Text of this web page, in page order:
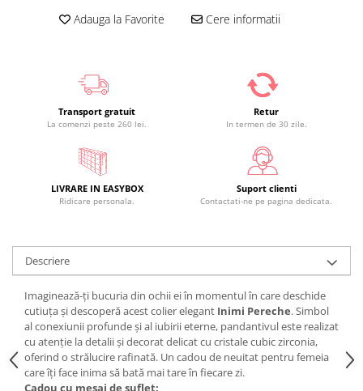
Adauga la Favorite Cere informatii
Transport gratuit
La comenzi peste 260 lei.
Retur
In termen de 30 zile.
LIVRARE IN EASYBOX
Ridicare personala.
Suport clienti
Contactati-ne pe pagina dedicata.
Descriere
Imaginează-ți bucuria din ochii ei în momentul în care deschide
cutiuța și descoperă acest colier elegant Inimi Pereche. Simbol
al conexiunii profunde și al iubirii eterne, pandantivul este realizat
cu atenție la detalii și decorat delicat cu cristale cubic zirconia,
oferind o strălucire rafinată. Un cadou de neuitat pentru femeia
care îți face inima să bată mai tare în fiecare zi.
Cadou cu mesaj de suflet: